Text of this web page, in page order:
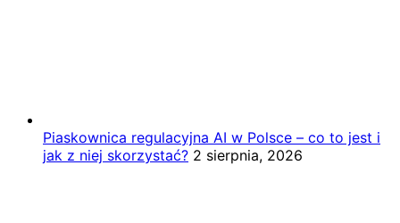
Piaskownica regulacyjna AI w Polsce – co to jest i
jak z niej skorzystać? 2 sierpnia, 2026